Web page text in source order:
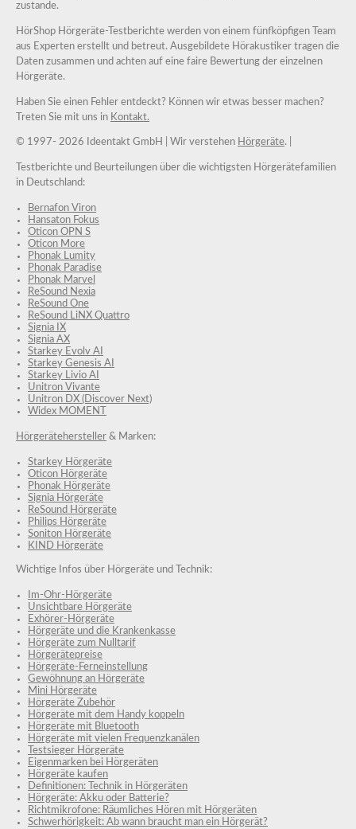
zustande.
HörShop Hörgeräte-Testberichte werden von einem fünfköpfigen Team
aus Experten erstellt und betreut. Ausgebildete Hörakustiker tragen die
Daten zusammen und achten auf eine faire Bewertung der einzelnen
Hörgeräte.
Haben Sie einen Fehler entdeckt? Können wir etwas besser machen?
Treten Sie mit uns in Kontakt.
© 1997- 2026 Ideentakt GmbH | Wir verstehen Hörgeräte. |
Testberichte und Beurteilungen über die wichtigsten Hörgerätefamilien
in Deutschland:
Bernafon Viron
Hansaton Fokus
Oticon OPN S
Oticon More
Phonak Lumity
Phonak Paradise
Phonak Marvel
ReSound Nexia
ReSound One
ReSound LiNX Quattro
Signia IX
Signia AX
Starkey Evolv AI
Starkey Genesis AI
Starkey Livio AI
Unitron Vivante
Unitron DX (Discover Next)
Widex MOMENT
Hörgerätehersteller & Marken:
Starkey Hörgeräte
Oticon Hörgeräte
Phonak Hörgeräte
Signia Hörgeräte
ReSound Hörgeräte
Philips Hörgeräte
Soniton Hörgeräte
KIND Hörgeräte
Wichtige Infos über Hörgeräte und Technik:
Im-Ohr-Hörgeräte
Unsichtbare Hörgeräte
Exhörer-Hörgeräte
Hörgeräte und die Krankenkasse
Hörgeräte zum Nulltarif
Hörgerätepreise
Hörgeräte-Ferneinstellung
Gewöhnung an Hörgeräte
Mini Hörgeräte
Hörgeräte Zubehör
Hörgeräte mit dem Handy koppeln
Hörgeräte mit Bluetooth
Hörgeräte mit vielen Frequenzkanälen
Testsieger Hörgeräte
Eigenmarken bei Hörgeräten
Hörgeräte kaufen
Definitionen: Technik in Hörgeräten
Hörgeräte: Akku oder Batterie?
Richtmikrofone: Räumliches Hören mit Hörgeräten
Schwerhörigkeit: Ab wann braucht man ein Hörgerät?